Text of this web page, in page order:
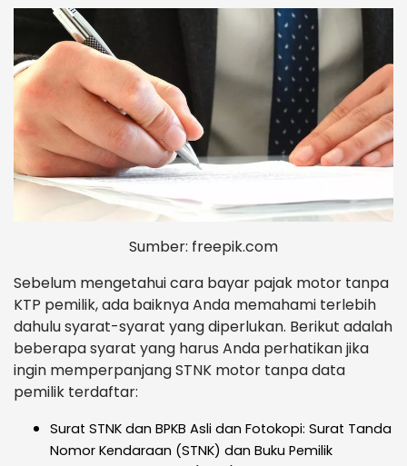
Sumber: freepik.com
Sebelum mengetahui cara bayar pajak motor tanpa
KTP pemilik, ada baiknya Anda memahami terlebih
dahulu syarat-syarat yang diperlukan. Berikut adalah
beberapa syarat yang harus Anda perhatikan jika
ingin memperpanjang STNK motor tanpa data
pemilik terdaftar:
Surat STNK dan BPKB Asli dan Fotokopi: Surat Tanda
Nomor Kendaraan (STNK) dan Buku Pemilik